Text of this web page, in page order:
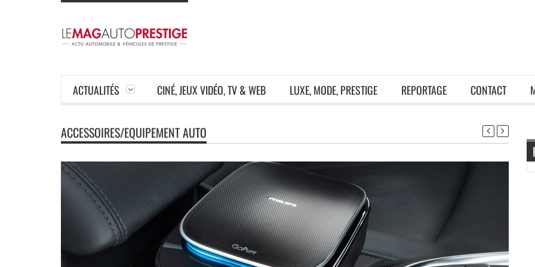
ACTUALITÉS CINÉ, JEUX VIDÉO, TV & WEB LUXE, MODE, PRESTIGE REPORTAGE CONTACT
ACCESSOIRES/EQUIPEMENT AUTO